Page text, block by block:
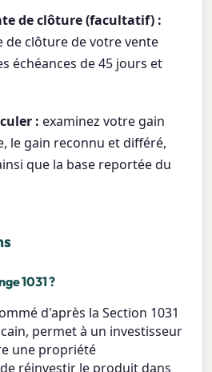
de clôture (facultatif) :
de clôture de votre vente
échéances de 45 jours et
: examinez votre gain
le gain reconnu et différé,
que la base reportée du
1031 ?
d'après la Section 1031
permet à un investisseur
une propriété
réinvestir le produit dans